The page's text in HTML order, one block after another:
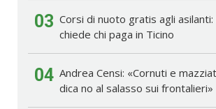
03 Corsi di nuoto gratis agli
chiede chi paga in Ticino
04 Andrea Censi: «Cornuti e
dica no al salasso sui frontalieri»